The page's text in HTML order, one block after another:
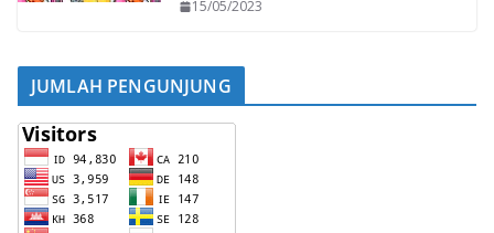
15/05/2023
JUMLAH PENGUNJUNG